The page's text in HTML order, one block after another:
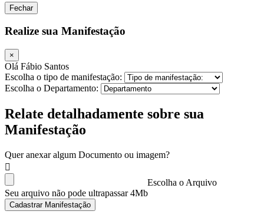
Fechar
Realize sua Manifestação
×
Olá Fábio Santos
Escolha o tipo de manifestação:
Escolha o Departamento:
Relate detalhadamente sobre sua
Manifestação
Quer anexar algum Documento ou imagem?
Escolha o Arquivo
Seu arquivo não pode ultrapassar 4Mb
Cadastrar Manifestação